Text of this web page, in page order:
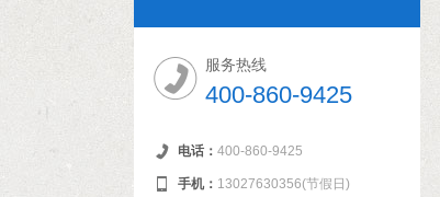
服务热线
400-860-9425
电话： 400-860-9425
手机： 13027630356(节假日)